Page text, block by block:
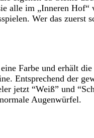
alle im „Inneren Hof“
Wer das zuerst
Farbe und erhält die
Entsprechend der
jetzt “Weiß” und
Augenwürfel.